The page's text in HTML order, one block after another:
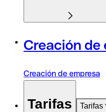
Creación de
Creación de empresa
Tarifas Tarifas